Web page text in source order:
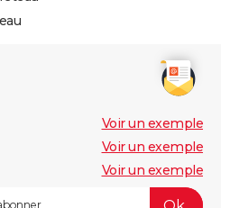
Voir un exemple
Voir un exemple
Voir un exemple